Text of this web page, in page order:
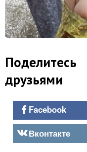
друзьями
Facebook
Вконтакте